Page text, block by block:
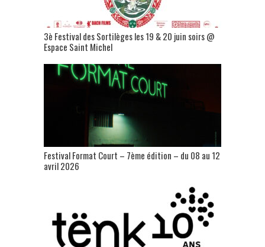
3è Festival des Sortilèges les 19 & 20 juin soirs @
Espace Saint Michel
Festival Format Court – 7ème édition – du 08 au 12
avril 2026